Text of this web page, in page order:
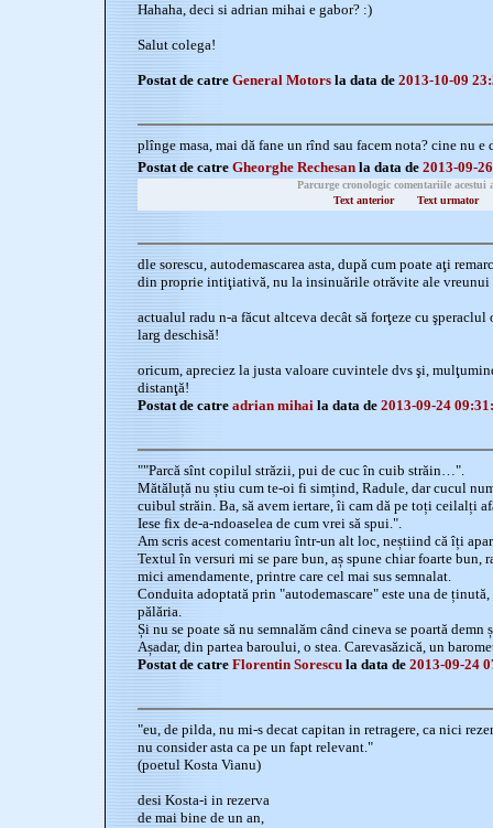
Hahaha, deci si adrian mihai e gabor? :)
Salut colega!
Postat de catre General Motors la data de 2013-10-09
plînge masa, mai dă fane un rînd sau facem nota? cine nu
Postat de catre Gheorghe Rechesan la data de 2013-09-
Parcurge cronologic comentariile acestui
Text anterior
Text urmator
dle sorescu, autodemascarea asta, după cum poate aţi
din proprie intiţiativă, nu la insinuările otrăvite ale vreunui
actualul radu n-a făcut altceva decât să forţeze cu şperaclul
larg deschisă!
oricum, apreciez la justa valoare cuvintele dvs şi,
distanţă!
Postat de catre adrian mihai la data de 2013-09-24
""Parcă sînt copilul străzii, pui de cuc în cuib străin…".
Mătăluță nu știu cum te-oi fi simțind, Radule, dar cucul
cuibul străin. Ba, să avem iertare, îi cam dă pe toți ceilalți
Iese fix de-a-ndoaselea de cum vrei să spui.".
Am scris acest comentariu într-un alt loc, neștiind că îți
Textul în versuri mi se pare bun, aș spune chiar foarte bun,
mici amendamente, printre care cel mai sus semnalat.
Conduita adoptată prin "autodemascare" este una de ținută,
pălăria.
Și nu se poate să nu semnalăm când cineva se poartă
Așadar, din partea baroului, o stea. Carevasăzică, un
Postat de catre Florentin Sorescu la data de 2013-09-24
"eu, de pilda, nu mi-s decat capitan in retragere, ca nici
nu consider asta ca pe un fapt relevant."
(poetul Kosta Vianu)
desi Kosta-i in rezerva
de mai bine de un an,